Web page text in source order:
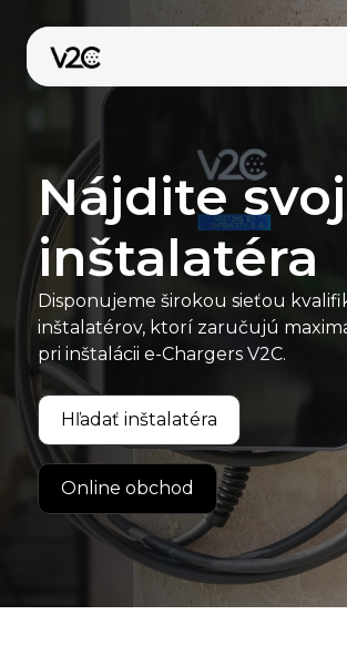
obsah
Kúpiť online
Nájdite
inštalatéra
Disponujeme širokou sieťou
inštalatérov, ktorí zaručujú
pri inštalácii e-Chargers V2C.
Hľadať inštalatéra
Online obchod